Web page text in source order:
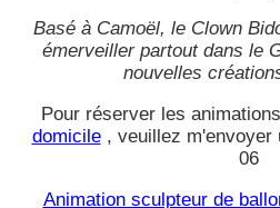
Basé à Camoël, le Clown
émerveiller partout dans le
nouvelles
Pour réserver les animations
domicile, veuillez m'envoyer
06
Animation sculpteur de